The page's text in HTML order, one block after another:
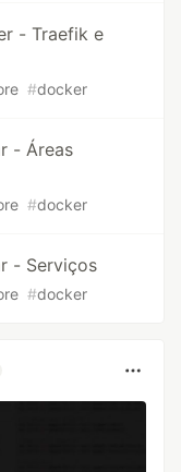
- Traefik e
#docker
- Áreas
#docker
- Serviços
#docker